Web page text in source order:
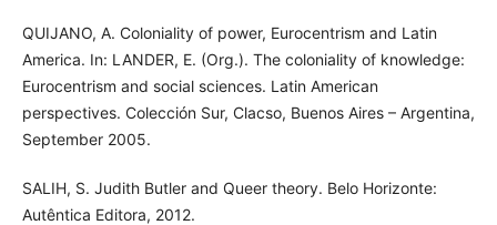
QUIJANO, A. Coloniality of power, Eurocentrism and Latin
America. In: LANDER, E. (Org.). The coloniality of knowledge:
Eurocentrism and social sciences. Latin American
perspectives. Colección Sur, Clacso, Buenos Aires – Argentina,
September 2005.
SALIH, S. Judith Butler and Queer theory. Belo Horizonte:
Autêntica Editora, 2012.